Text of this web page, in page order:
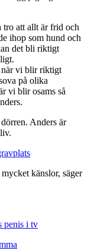
tro att allt är frid och
ihop som hund och
det bli riktigt
när vi blir riktigt
på olika
vi blir osams så
Anders är
känslor, säger
penis i tv